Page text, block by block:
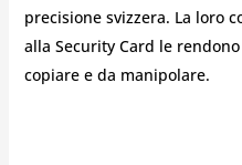
precisione svizzera. La loro
alla Security Card le
copiare e da manipolare.